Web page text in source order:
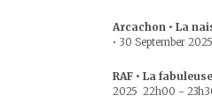
Arcachon • La
• 30 September 2025
RAF • La
2025 22h00 -